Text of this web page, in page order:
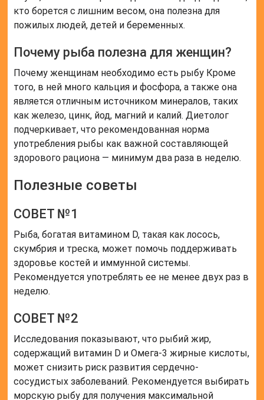
кто борется с лишним весом, она полезна для
пожилых людей, детей и беременных.
Почему рыба полезна для женщин?
Почему женщинам необходимо есть рыбу Кроме
того, в ней много кальция и фосфора, а также она
является отличным источником минералов, таких
как железо, цинк, йод, магний и калий. Диетолог
подчеркивает, что рекомендованная норма
употребления рыбы как важной составляющей
здорового рациона — минимум два раза в неделю.
Полезные советы
СОВЕТ №1
Рыба, богатая витамином D, такая как лосось,
скумбрия и треска, может помочь поддерживать
здоровье костей и иммунной системы.
Рекомендуется употреблять ее не менее двух раз в
неделю.
СОВЕТ №2
Исследования показывают, что рыбий жир,
содержащий витамин D и Омега-3 жирные кислоты,
может снизить риск развития сердечно-
сосудистых заболеваний. Рекомендуется выбирать
морскую рыбу для получения максимальной